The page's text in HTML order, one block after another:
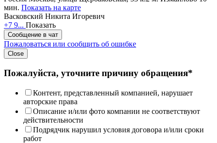
мин. Показать на карте
Васковский Никита Игоревич
+7 9... Показать
Сообщение в чат
Пожаловаться или сообщить об ошибке
Close
Пожалуйста, уточните причину обращения*
Контент, представленный компанией, нарушает
авторские права
Описание и/или фото компании не соответствуют
действительности
Подрядчик нарушил условия договора и/или сроки
работ